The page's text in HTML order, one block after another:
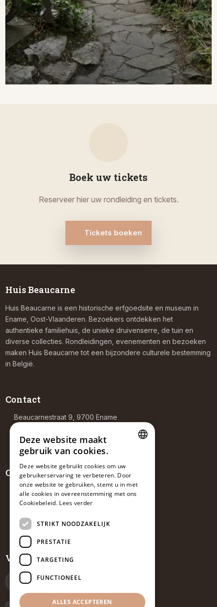
Boek uw tickets
Reserveer hier uw rondleiding en tickets.
Tickets boeken
Huis Beaucarne
Huis Beaucarne is een historische erfgoedsite en museum in
Ename, Oost-Vlaanderen. Bezoekers ontdekken het
authentieke familiehuis, de unieke druivenserre, de tuin en
diverse collecties. Rondleidingen, evenementen en bezoeken
maken Huis Beaucarne tot een bijzondere culturele bestemming
in België.
Contact
Beaucarnestraat 9, 9700 Ename
info@huisbeaucarne.be
Openingsuren
Theehuis
Za–Zo: 14:00 – 18:00
Op afspraak
Volg ons
FRENCH
ENGLISH
Deze website maakt
gebruik van cookies.
Deze website gebruikt cookies om uw
gebruikerservaring te verbeteren. Door
onze website te gebruiken, stemt u in met
alle cookies in overeenstemming met ons
Cookiebeleid. Lees verder
STRIKT NOODZAKELIJK
PRESTATIE
TARGETING
FUNCTIONEEL
ALLES ACCEPTEREN